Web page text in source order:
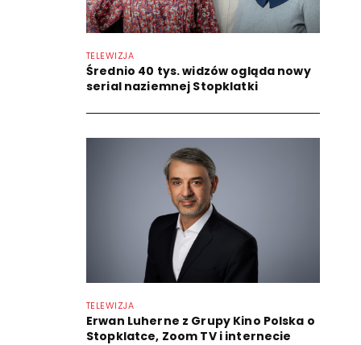
TELEWIZJA
Średnio 40 tys. widzów ogląda nowy
serial naziemnej Stopklatki
TELEWIZJA
Erwan Luherne z Grupy Kino Polska o
Stopklatce, Zoom TV i internecie